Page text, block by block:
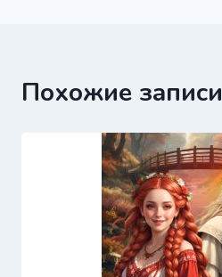
Похожие записи